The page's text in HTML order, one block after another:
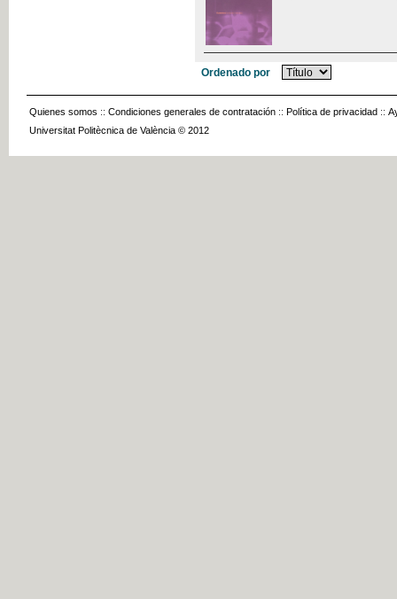
Ordenado por
Quienes somos :: Condiciones generales de contratación :: Política de privacidad ::
Universitat Politècnica de València © 2012